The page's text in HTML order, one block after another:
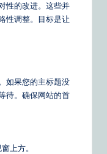
性的改进。这些并
性调整。目标是让
如果您的主标题没
待。确保网站的首
上方。